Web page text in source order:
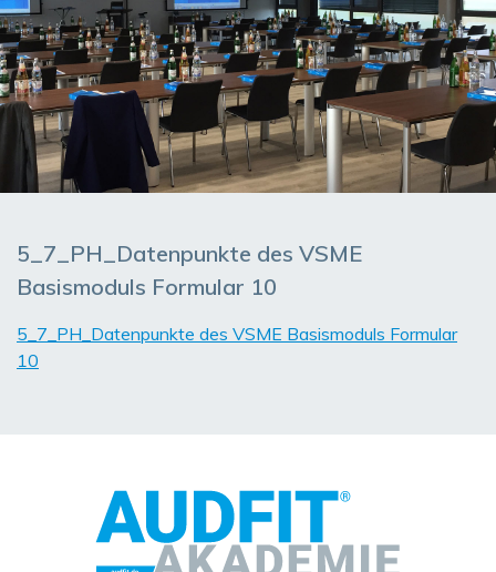
5_7_PH_Datenpunkte des VSME
Basismoduls Formular 10
5_7_PH_Datenpunkte des VSME Basismoduls Formular
10